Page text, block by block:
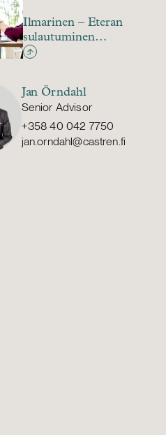
Ilmarinen – Eteran
sulautuminen
Ilmariseen
Jan Örndahl
Senior Advisor
+358 40 042 7750
jan.orndahl@castren.fi